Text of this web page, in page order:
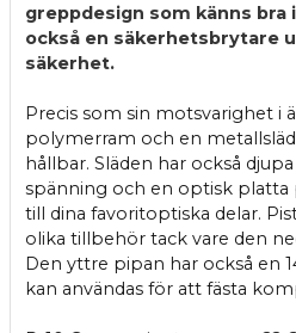
greppdesign som känns bra
också en säkerhetsbrytare
säkerhet.
Precis som sin motsvarighet i
polymerram och en
hållbar. Släden har också
spänning och en optisk platta
till dina favoritoptiska delar.
olika tillbehör tack vare den
Den yttre pipan har också en
kan användas för att fästa